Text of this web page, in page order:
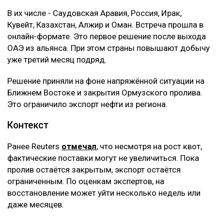
В их числе - Саудовская Аравия, Россия, Ирак,
Кувейт, Казахстан, Алжир и Оман. Встреча прошла в
онлайн-формате. Это первое решение после выхода
ОАЭ из альянса. При этом страны повышают добычу
уже третий месяц подряд.
Решение приняли на фоне напряжённой ситуации на
Ближнем Востоке и закрытия Ормузского пролива.
Это ограничило экспорт нефти из региона.
Контекст
Ранее Reuters отмечал, что несмотря на рост квот,
фактические поставки могут не увеличиться. Пока
пролив остаётся закрытым, экспорт остаётся
ограниченным. По оценкам экспертов, на
восстановление может уйти несколько недель или
даже месяцев.